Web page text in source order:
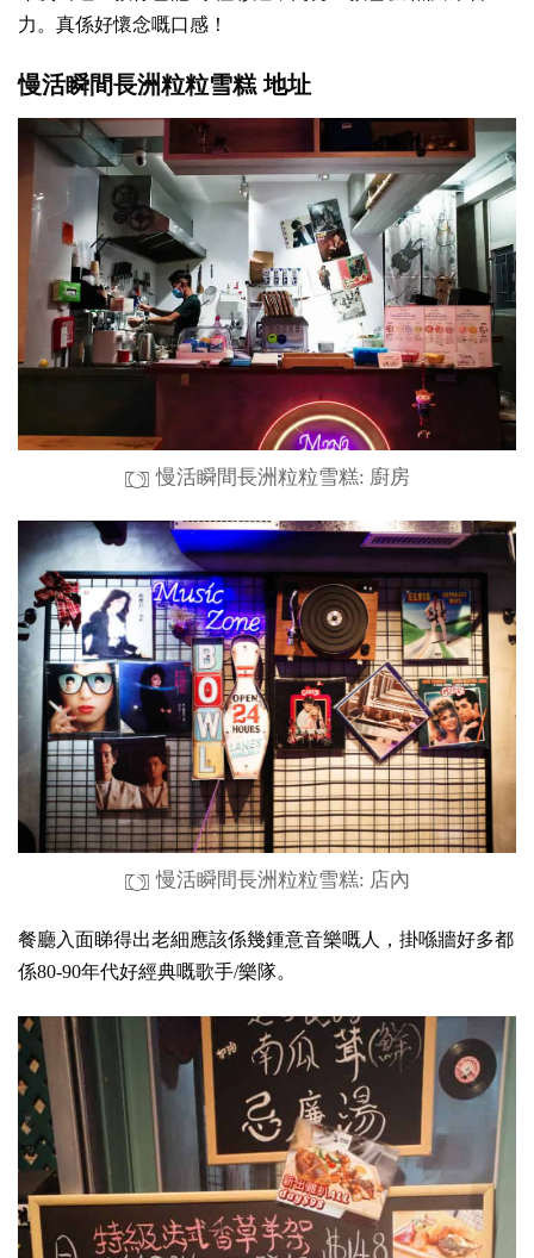
力。真係好懷念嘅口感！
慢活瞬間長洲粒粒雪糕 地址
慢活瞬間長洲粒粒雪糕: 廚房
慢活瞬間長洲粒粒雪糕: 店內
餐廳入面睇得出老細應該係幾鍾意音樂嘅人，掛喺牆好多都
係80-90年代好經典嘅歌手/樂隊。